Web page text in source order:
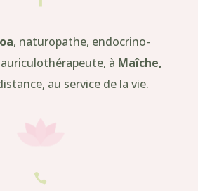
, naturopathe, endocrino-
à Maîche,
au service de la vie.
